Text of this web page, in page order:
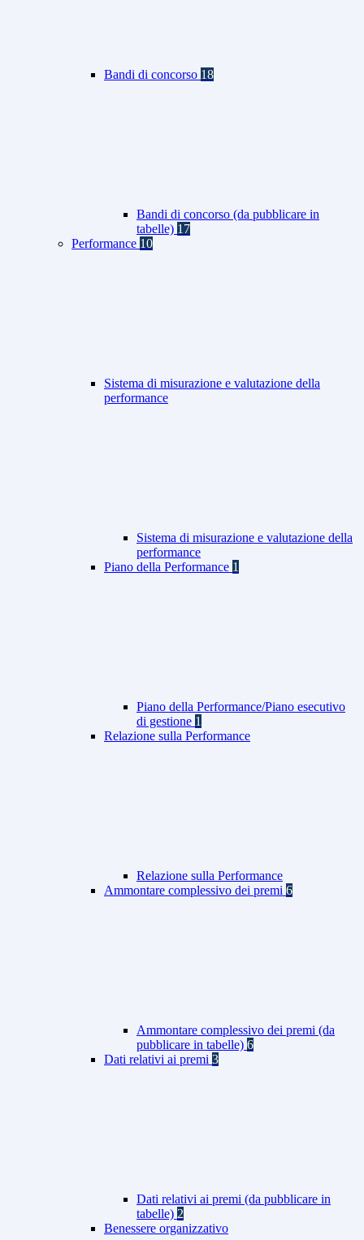
Bandi di concorso 18
Bandi di concorso (da pubblicare in
tabelle) 17
Performance 10
Sistema di misurazione e valutazione della
performance
Sistema di misurazione e valutazione della
performance
Piano della Performance 1
Piano della Performance/Piano esecutivo
di gestione 1
Relazione sulla Performance
Relazione sulla Performance
Ammontare complessivo dei premi 6
Ammontare complessivo dei premi (da
pubblicare in tabelle) 6
Dati relativi ai premi 3
Dati relativi ai premi (da pubblicare in
tabelle) 2
Benessere organizzativo